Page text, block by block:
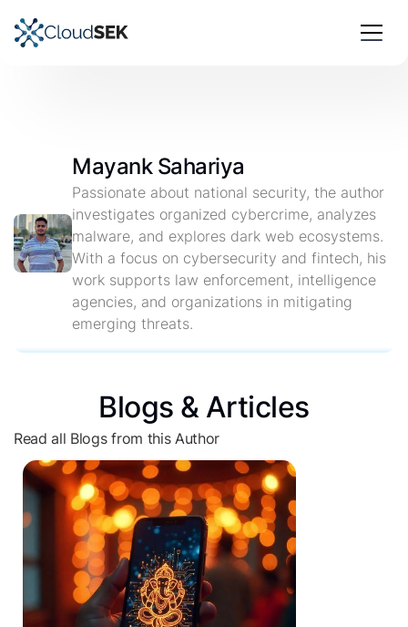
Mayank Sahariya
Passionate about national security, the author
investigates organized cybercrime, analyzes
malware, and explores dark web ecosystems.
With a focus on cybersecurity and fintech, his
work supports law enforcement, intelligence
agencies, and organizations in mitigating
emerging threats.
Blogs & Articles
Read all Blogs from this Author